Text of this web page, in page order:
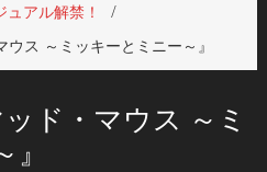
アル解禁！
ス ～ミッキーとミニー～』
ド・マウス ～ミ